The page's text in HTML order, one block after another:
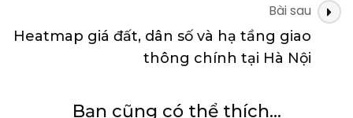
Bài sau
Heatmap giá đất, dân số và hạ tầng giao
thông chính tại Hà Nội
Bạn cũng có thể thích...